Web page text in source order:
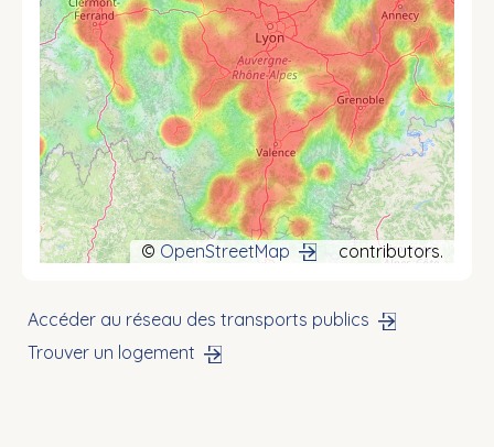
© OpenStreetMap contributors.
Accéder au réseau des transports publics
Trouver un logement